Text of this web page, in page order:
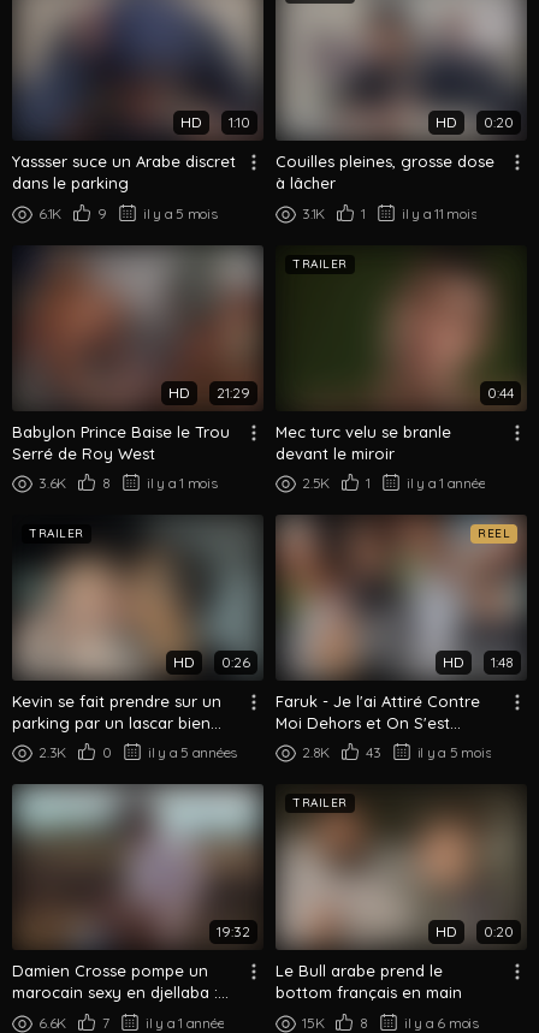
HD 1:10
Yassser suce un Arabe discret
dans le parking
6.1K 9 il y a 5 mois
HD 0:20
Couilles pleines, grosse dose
à lâcher
3.1K 1 il y a 11 mois
HD 21:29
Babylon Prince Baise le Trou
Serré de Roy West
3.6K 8 il y a 1 mois
TRAILER
0:44
Mec turc velu se branle
devant le miroir
2.5K 1 il y a 1 année
TRAILER
HD 0:26
Kevin se fait prendre sur un
parking par un lascar bien
monté
2.3K 0 il y a 5 années
REEL
HD 1:48
Faruk - Je l'ai Attiré Contre
Moi Dehors et On S'est
Embrassés à Fond
2.8K 43 il y a 5 mois
19:32
Damien Crosse pompe un
marocain sexy en djellaba :
Eliad Anastos
6.6K 7 il y a 1 année
TRAILER
HD 0:20
Le Bull arabe prend le
bottom français en main
15K 8 il y a 6 mois